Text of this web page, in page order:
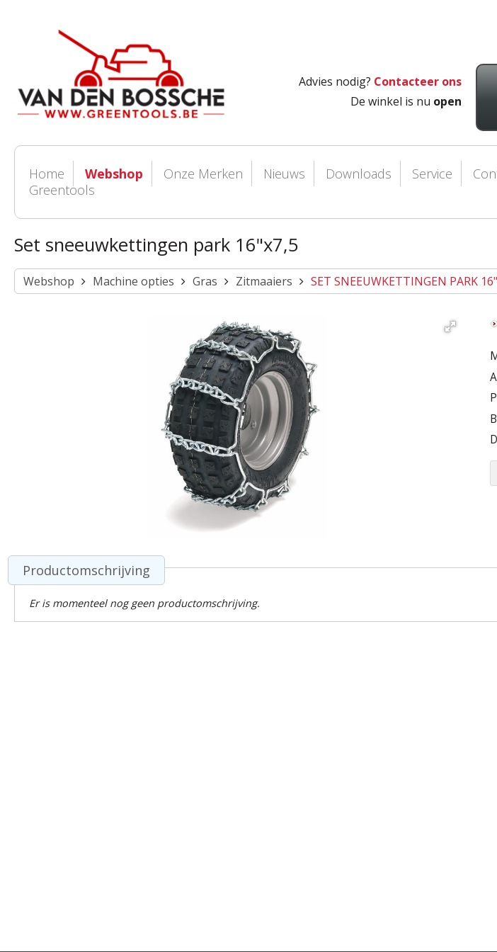
Advies nodig? Contacteer ons
De winkel is nu open
Home Webshop Onze Merken Nieuws Downloads Service
Greentools
Set sneeuwkettingen park 16"x7,5
Webshop Machine opties Gras Zitmaaiers SET SNEEUWKETTINGEN PARK
Productomschrijving
Er is momenteel nog geen productomschrijving.